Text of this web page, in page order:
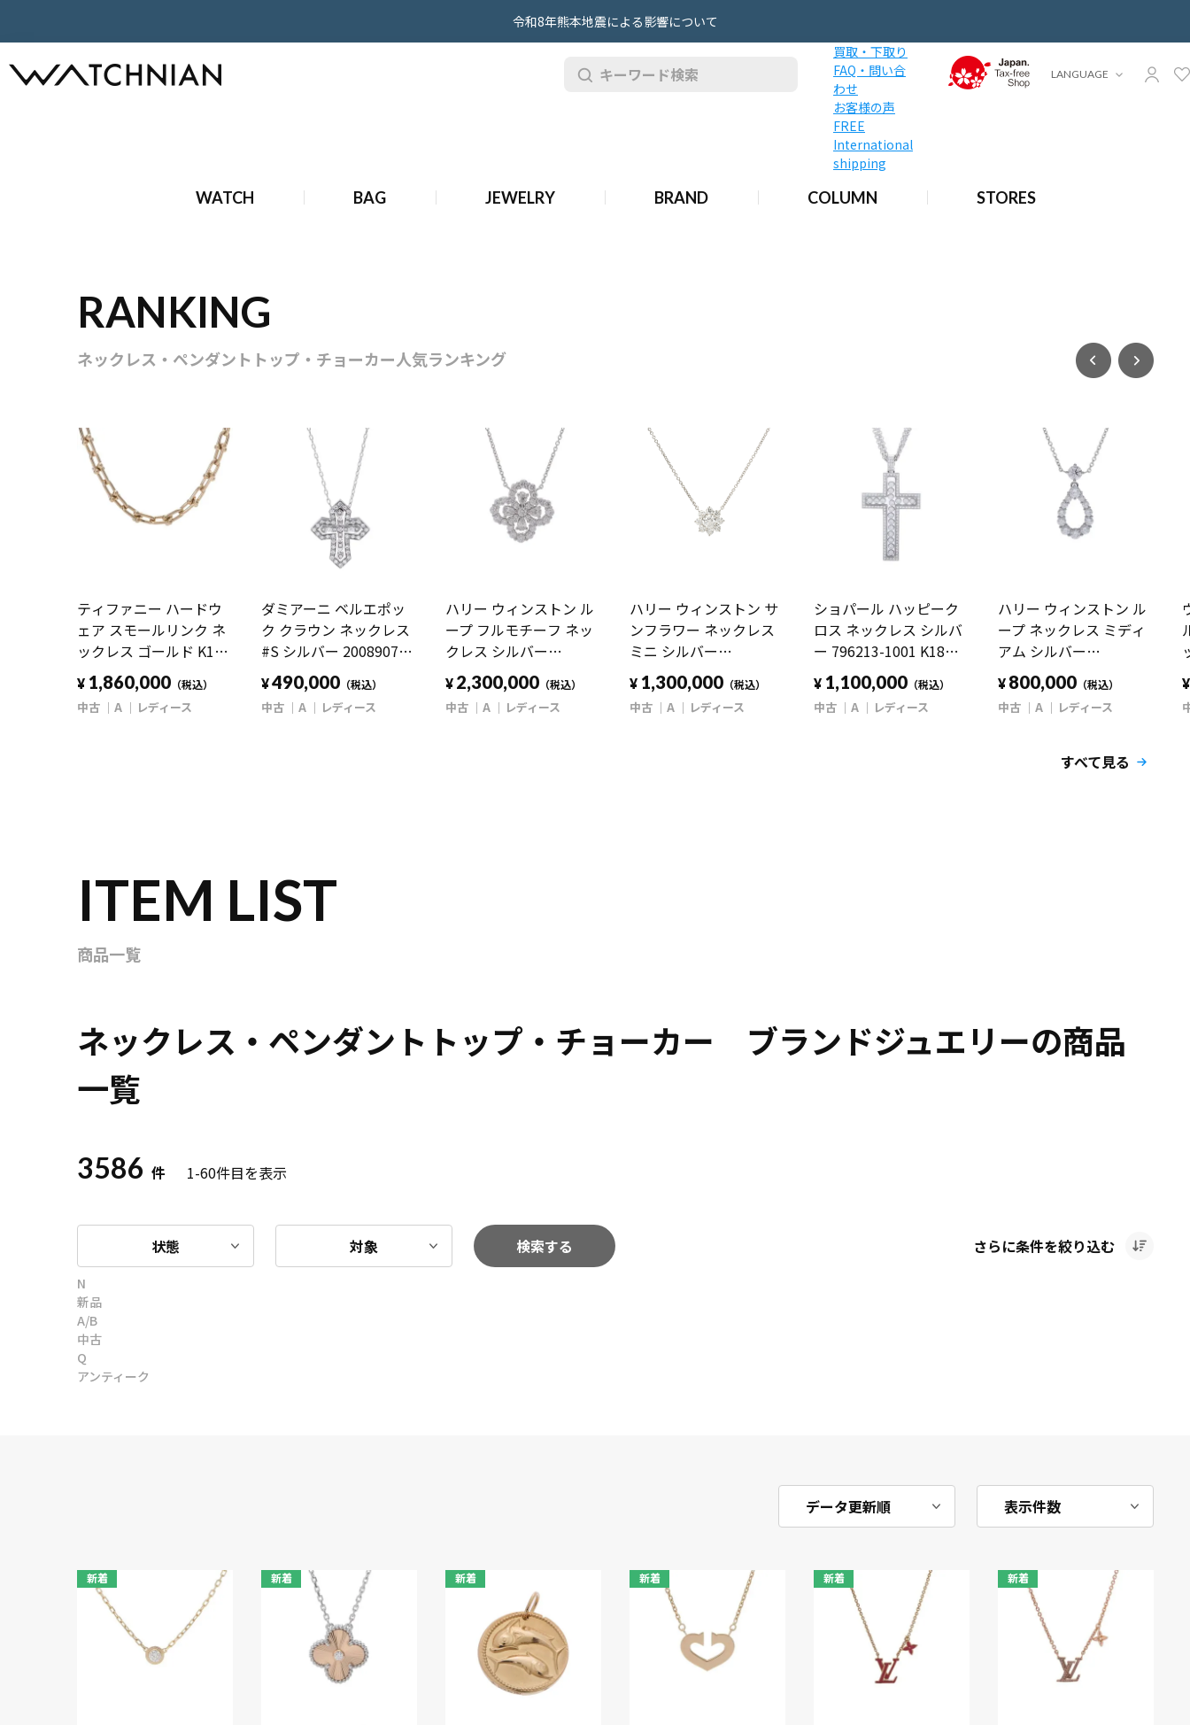
令和8年熊本地震による影響について
買取・下取り
FAQ・問い合
わせ
お客様の声
FREE
International
shipping
WATCH BAG JEWELRY BRAND COLUMN STORES
LANGUAGE
RANKING
ネックレス・ペンダントトップ・チョーカー人気ランキング
ティファニー ハードウ
ェア スモールリンク ネ
ックレス ゴールド K18
イエローゴールド YG レ
ディース ジュエリー
【中古】【jewelry】
¥ 1,860,000 （税込）
中古 A レディース
ダミアーニ ベルエポッ
ク クラウン ネックレス
#S シルバー 20089078
K18ホワイトゴールド
WG レディース ジュエ
リー 【中古】
¥490,000 （税込）
中古 A レディース
ハリー ウィンストン ル
ープ フルモチーフ ネッ
クレス シルバー
PEDPRPSML4C Pt950プ
ラチナ レディース ジュ
エリー 【中古】
¥ 2,300,000 （税込）
中古 A レディース
ハリー ウィンストン サ
ンフラワー ネックレス
ミニ シルバー
PEDPNA003SF Pt950プ
ラチナ レディース ジュ
エリー 【中古】
¥ 1,300,000 （税込）
中古 A レディース
ショパール ハッピーク
ロス ネックレス シルバ
ー 796213-1001 K18ホ
ワイトゴールド WG レ
ディース ジュエリー
【中古】【jewelry】
¥ 1,100,000 （税込）
中古 A レディース
ハリー ウィンストン ル
ープ ネックレス ミディ
アム シルバー
PEDPPLMDLP Pt950プ
ラチナ レディース ジュ
エリー 【中古】
¥ 800,000 （税込）
中古 A レディース
すべて見る
ITEM LIST
商品一覧
ネックレス・ペンダントトップ・チョーカー ブランドジュエリーの商品
一覧
3586 件 1-60件目を表示
状態 対象 検索する さらに条件を絞り込む
N
新品
A/B
中古
Q
アンティーク
新着 新着 新着 新着 新着 新着